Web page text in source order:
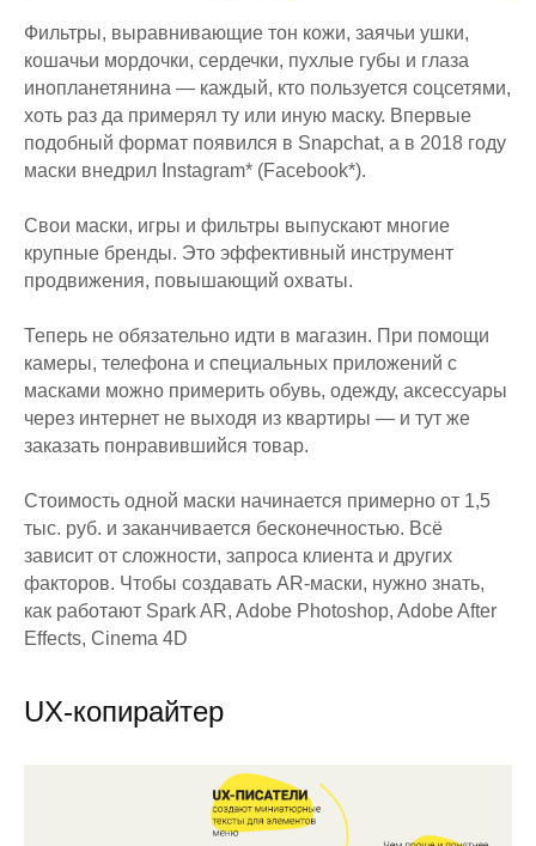
Фильтры, выравнивающие тон кожи, заячьи ушки,
кошачьи мордочки, сердечки, пухлые губы и глаза
инопланетянина — каждый, кто пользуется соцсетями,
хоть раз да примерял ту или иную маску. Впервые
подобный формат появился в Snapchat, а в 2018 году
маски внедрил Instagram* (Facebook*).
Свои маски, игры и фильтры выпускают многие
крупные бренды. Это эффективный инструмент
продвижения, повышающий охваты.
Теперь не обязательно идти в магазин. При помощи
камеры, телефона и специальных приложений с
масками можно примерить обувь, одежду, аксессуары
через интернет не выходя из квартиры — и тут же
заказать понравившийся товар.
Стоимость одной маски начинается примерно от 1,5
тыс. руб. и заканчивается бесконечностью. Всё
зависит от сложности, запроса клиента и других
факторов. Чтобы создавать AR-маски, нужно знать,
как работают Spark AR, Adobe Photoshop, Adobe After
Effects, Cinema 4D
UX-копирайтер